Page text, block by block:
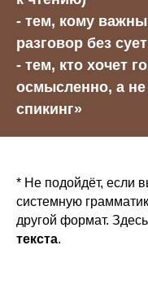
- тем, кому
разговор без
- тем, кто хочет
осмысленно, а не
спикинг»
* Не подойдёт, если
системную
другой формат.
текста.